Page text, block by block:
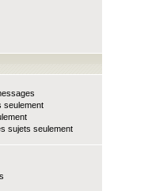
seulement
sujets seulement